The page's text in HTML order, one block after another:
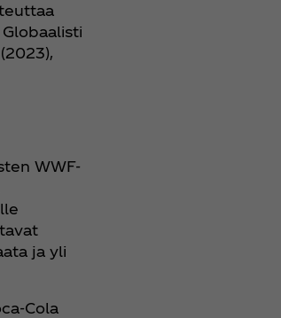
WWF-
ja yli